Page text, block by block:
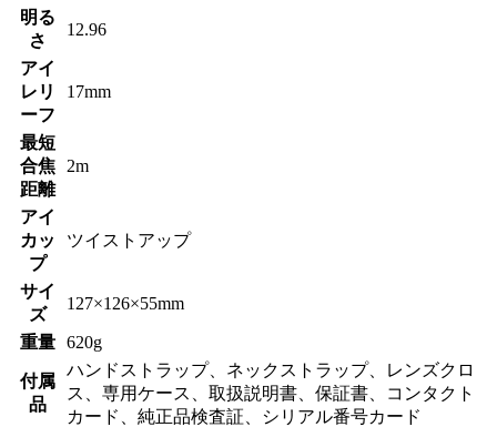
明る
さ
12.96
アイ
レリ
ーフ
17mm
最短
合焦
距離
2m
アイ
カッ
プ
ツイストアップ
サイ
ズ
127×126×55mm
重量 620g
付属
品
ハンドストラップ、ネックストラップ、レンズクロ
ス、専用ケース、取扱説明書、保証書、コンタクト
カード、純正品検査証、シリアル番号カード